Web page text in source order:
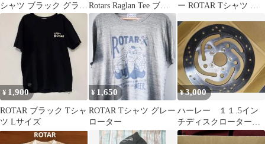
シャツ ブラック グラフ
ィック
Rotars Raglan Tee ブラ
ック 7部袖
ー ROTAR Tシャツ M
ル
¥ 1,900
ROTAR ブラック Tシャ
ツ Lサイズ
¥ 1,650
ROTAR Tシャツ グレー
ローター
¥3,000
ハーレー １１.5イン
チディスクローター
無事故取り外し品